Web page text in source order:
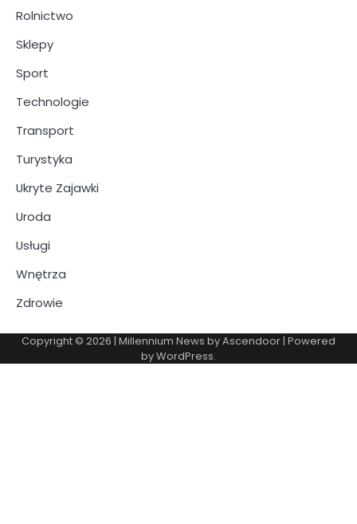
Rolnictwo
Sklepy
Sport
Technologie
Transport
Turystyka
Ukryte Zajawki
Uroda
Usługi
Wnętrza
Zdrowie
Copyright © 2026 | Millennium News byAscendoor | Powered
byWordPress.